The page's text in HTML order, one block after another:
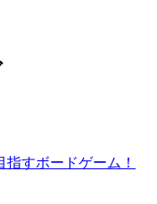
すボードゲーム！